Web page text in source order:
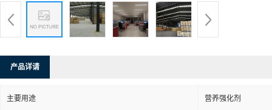
产品详请
主要用途 营养强化剂